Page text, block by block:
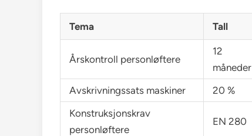
Tema Tall
Årskontroll personløftere
12
måneder
Avskrivningssats maskiner
20 %
Konstruksjonskrav
personløftere
EN 280